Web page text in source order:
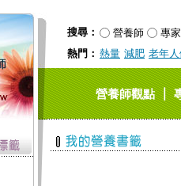
搜尋： 營養師
專家
熱門： 熱量 減肥 老年
營養師觀點｜